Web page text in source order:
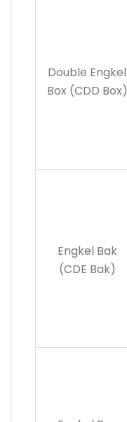
Double Engkel
Box (CDD Box)
Engkel Bak
(CDE Bak)